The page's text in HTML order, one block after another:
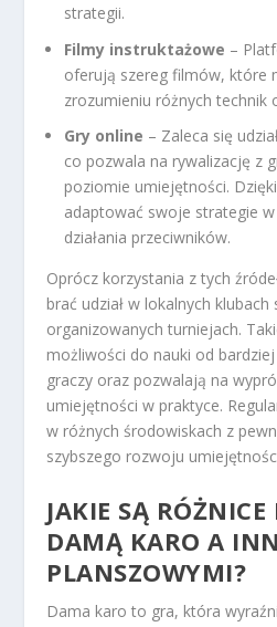
strategii.
Filmy instruktażowe –
oferują szereg filmów, które
zrozumieniu różnych technik
Gry online – Zaleca się
co pozwala na rywalizację z
poziomie umiejętności.
adaptować swoje strategie
działania przeciwników.
Oprócz korzystania z tych
brać udział w lokalnych
organizowanych turniejach.
możliwości do nauki od
graczy oraz pozwalają na
umiejętności w praktyce.
w różnych środowiskach z
szybszego rozwoju
JAKIE SĄ
DAMĄ KARO A
PLANSZOWYMI?
Dama karo to gra, która